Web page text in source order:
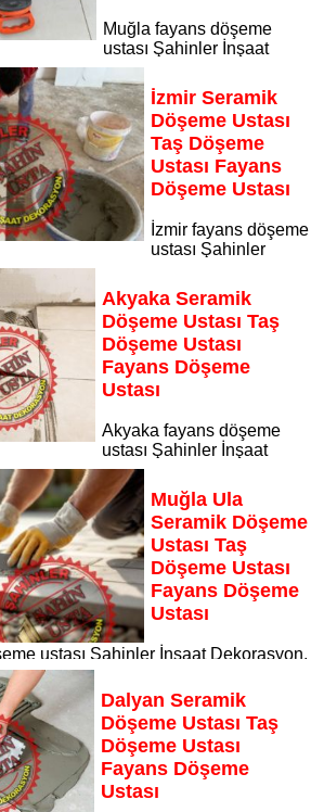
Muğla fayans döşeme
ustası Şahinler İnşaat
sanat eseri gibi işleyen uzman
özel hizmet sunuyor Muğla
taş döşeme ustası fayans döşeme
İzmir Seramik
Döşeme Ustası
Taş Döşeme
Ustası Fayans
Döşeme Ustası
İzmir fayans döşeme
ustası Şahinler
sanat eseri gibi işleyen
bölgesine özel hizmet sunuyor İzmir
taş döşeme ustası fayans döşeme
Akyaka Seramik
Döşeme Ustası Taş
Döşeme Ustası
Fayans Döşeme
Ustası
Akyaka fayans döşeme
ustası Şahinler İnşaat
sanat eseri gibi işleyen uzman
özel hizmet sunuyor Akyaka
taş döşeme ustası fayans döşeme
Muğla Ula
Seramik Döşeme
Ustası Taş
Döşeme Ustası
Fayans Döşeme
Ustası
ustası Şahinler İnşaat Dekorasyon,
gibi işleyen uzman kadrosuyla Muğla
sunuyor Dalyan Seramik
Döşeme Ustası Taş
Döşeme Ustası
Fayans Döşeme
Ustası